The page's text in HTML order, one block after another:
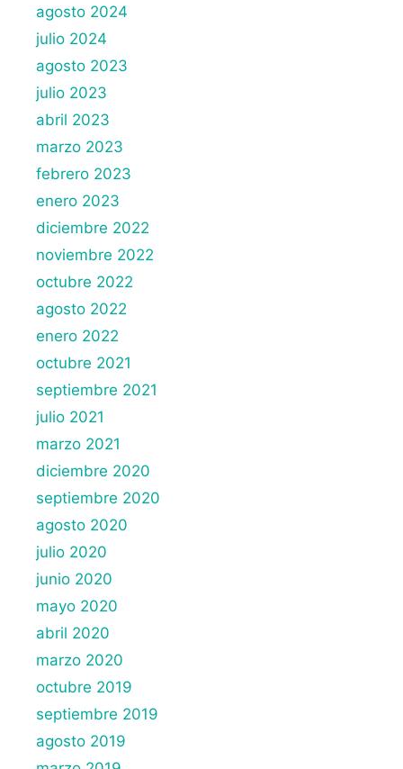
agosto 2024
julio 2024
agosto 2023
julio 2023
abril 2023
marzo 2023
febrero 2023
enero 2023
diciembre 2022
noviembre 2022
octubre 2022
agosto 2022
enero 2022
octubre 2021
septiembre 2021
julio 2021
marzo 2021
diciembre 2020
septiembre 2020
agosto 2020
julio 2020
junio 2020
mayo 2020
abril 2020
marzo 2020
octubre 2019
septiembre 2019
agosto 2019